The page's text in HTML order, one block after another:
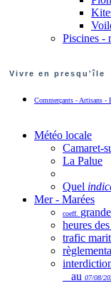
Piscines -
Vivre en presqu'île
Commerçants - Artisans -
Météo locale
Camaret-
La Palue
Quel
Mer - Marées
coeff.
heures
trafic
au 07/08/